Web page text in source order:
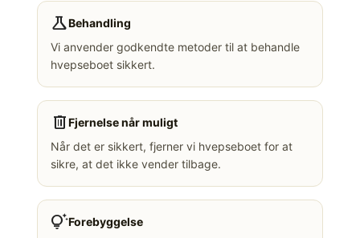
scienceBehandling
Vi anvender godkendte metoder til at behandle
hvepseboet sikkert.
deleteFjernelse når muligt
Når det er sikkert, fjerner vi hvepseboet for at
sikre, at det ikke vender tilbage.
tips_and_updatesForebyggelse